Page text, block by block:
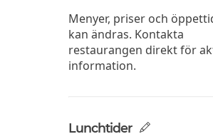
Menyer, priser och
kan ändras. Kontakta
restaurangen direkt för
information.
Lunchtider